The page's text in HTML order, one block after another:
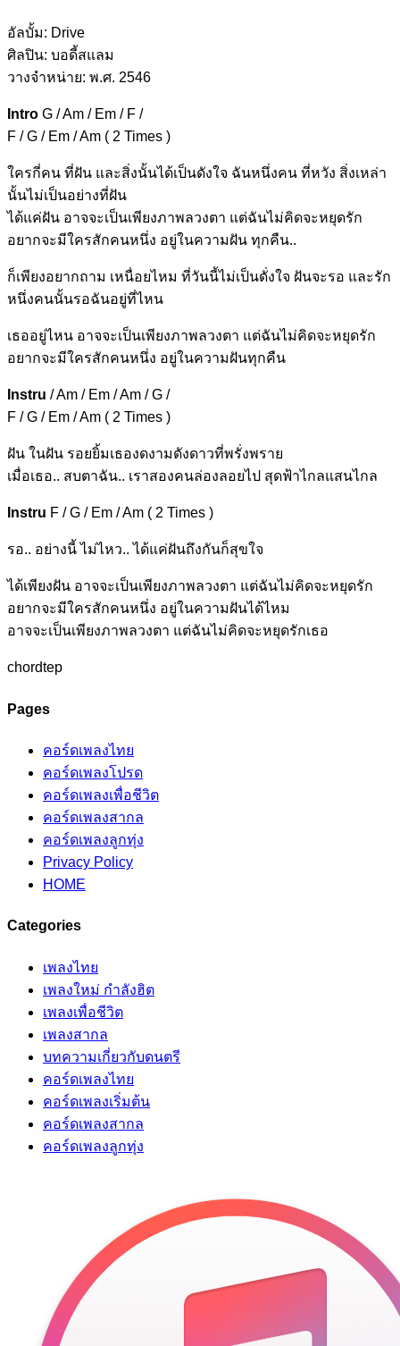
อัลบั้ม: Drive
ศิลปิน: บอดี้สแลม
วางจำหน่าย: พ.ศ. 2546
Intro G / Am / Em / F /
F / G / Em / Am ( 2 Times )
ใครกี่คน ที่ฝัน และสิ่งนั้นได้เป็นดังใจ ฉันหนึ่งคน ที่หวัง สิ่งเหล่า
นั้นไม่เป็นอย่างที่ฝัน
ได้แค่ฝัน อาจจะเป็นเพียงภาพลวงตา แต่ฉันไม่คิดจะหยุดรัก
อยากจะมีใครสักคนหนึ่ง อยู่ในความฝัน ทุกคืน..
ก็เพียงอยากถาม เหนื่อยไหม ที่วันนี้ไม่เป็นดั่งใจ ฝันจะรอ และรัก
หนึ่งคนนั้นรอฉันอยู่ที่ไหน
เธออยู่ไหน อาจจะเป็นเพียงภาพลวงตา แต่ฉันไม่คิดจะหยุดรัก
อยากจะมีใครสักคนหนึ่ง อยู่ในความฝันทุกคืน
Instru / Am / Em / Am / G /
F / G / Em / Am ( 2 Times )
ฝัน ในฝัน รอยยิ้มเธองดงามดังดาวที่พรั่งพราย
เมื่อเธอ.. สบตาฉัน.. เราสองคนล่องลอยไป สุดฟ้าไกลแสนไกล
Instru F / G / Em / Am ( 2 Times )
รอ.. อย่างนี้ ไม่ไหว.. ได้แค่ฝันถึงกันก็สุขใจ
ได้เพียงฝัน อาจจะเป็นเพียงภาพลวงตา แต่ฉันไม่คิดจะหยุดรัก
อยากจะมีใครสักคนหนึ่ง อยู่ในความฝันได้ไหม
อาจจะเป็นเพียงภาพลวงตา แต่ฉันไม่คิดจะหยุดรักเธอ
chordtep
Pages
คอร์ดเพลงไทย
คอร์ดเพลงโปรด
คอร์ดเพลงเพื่อชีวิต
คอร์ดเพลงสากล
คอร์ดเพลงลูกทุ่ง
Privacy Policy
HOME
Categories
เพลงไทย
เพลงใหม่ กำลังฮิต
เพลงเพื่อชีวิต
เพลงสากล
บทความเกี่ยวกับดนตรี
คอร์ดเพลงไทย
คอร์ดเพลงเริ่มต้น
คอร์ดเพลงสากล
คอร์ดเพลงลูกทุ่ง